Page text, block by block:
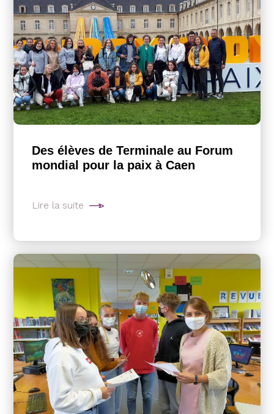
Des élèves de Terminale au Forum
mondial pour la paix à Caen
Lire la suite